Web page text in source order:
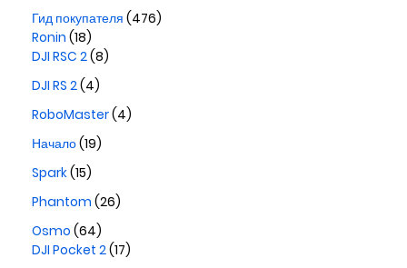
Гид покупателя (476)
Ronin (18)
DJI RSC 2(8)
DJI RS 2(4)
RoboMaster(4)
Начало(19)
Spark(15)
Phantom (26)
Osmo (64)
DJI Pocket 2(17)